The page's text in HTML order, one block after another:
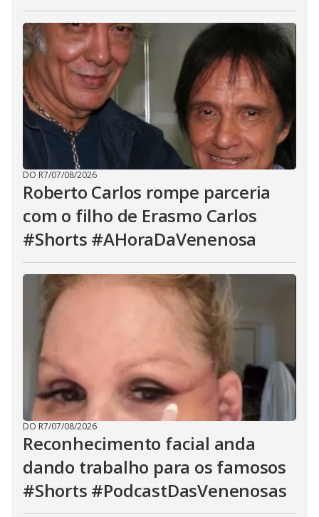
DO R7/07/08/2026
Roberto Carlos rompe parceria
com o filho de Erasmo Carlos
#Shorts #AHoraDaVenenosa
DO R7/07/08/2026
Reconhecimento facial anda
dando trabalho para os famosos
#Shorts #PodcastDasVenenosas